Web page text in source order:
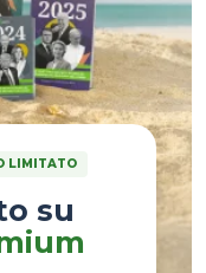
LIMITATO
su